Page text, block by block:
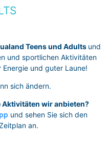
Teens und Adults und
und sportlichen Aktivitäten
und guter Laune!
sich ändern.
wir anbieten?
und sehen Sie sich den
an.